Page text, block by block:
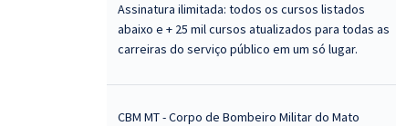
Assinatura ilimitada: todos os cursos listados
abaixo e + 25 mil cursos atualizados para todas as
carreiras do serviço público em um só lugar.
CBM MT - Corpo de Bombeiro Militar do Mato